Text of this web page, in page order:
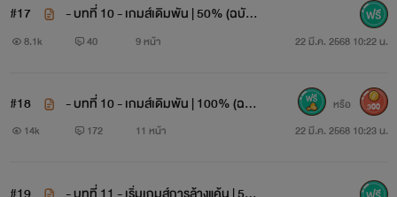
#17
- บทที่ 10 - เกมส์เดิมพัน | 50% (ฉบับ
REWRITE)
8.1k 40 9 หน้า 22 มี.ค. 2568 10:22 น.
#18
- บทที่ 10 - เกมส์เดิมพัน | 100% (ฉบับ
REWRITE)
14k 172 11 หน้า 22 มี.ค. 2568 10:23 น.
หรือ 300